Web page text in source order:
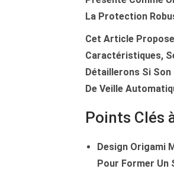
La Protection
Cet Article
Caractéristiques,
Détaillerons Si
De Veille
Points Clés
Design Origami
Pour Former Un